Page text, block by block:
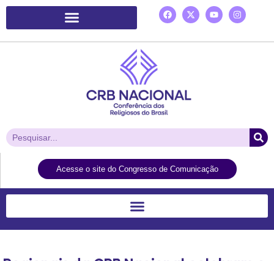
Acesse o site do Congresso de Comunicação